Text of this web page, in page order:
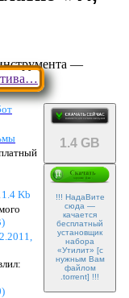
—
1.4 GB
!!! НадаВите
сюда —
качается
бесплатный
установщик
набора
«Утилит» [с
нужным Вам
файлом
.torrent] !!!
Kb
)
)